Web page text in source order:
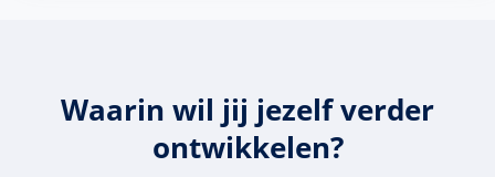
Waarin wil jij jezelf verder
ontwikkelen?